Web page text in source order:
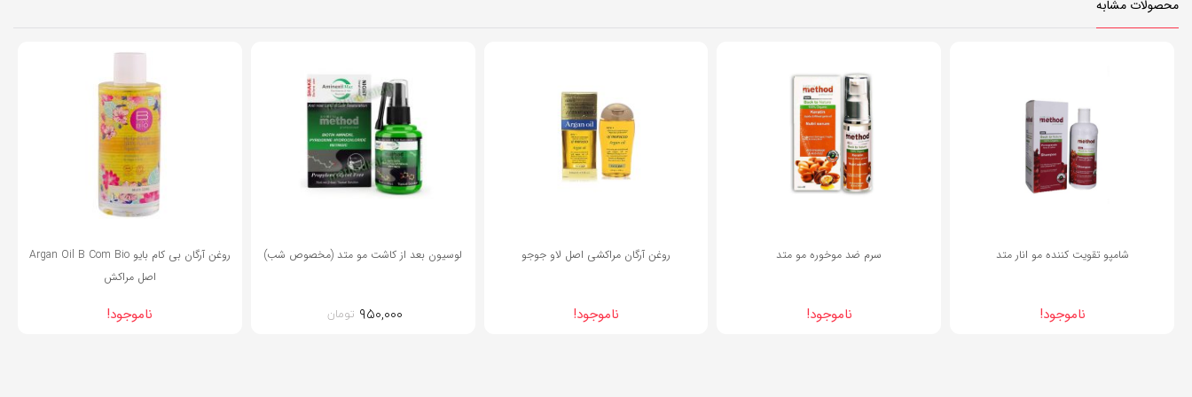
محصولات مشابه
شامپو تقویت کننده مو انار متد
ناموجود!
سرم ضد موخوره مو متد
ناموجود!
روغن آرگان مراکشی اصل لاو جوجو
ناموجود!
لوسیون بعد از کاشت مو متد (مخصوص شب)
۹۵۰,۰۰۰ تومان
روغن آرگان بی کام بایو Argan Oil B Com Bio
اصل مراکش
ناموجود!